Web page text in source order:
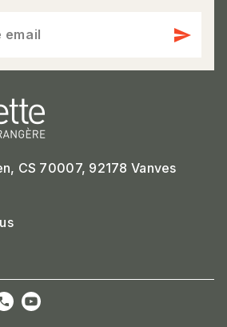
email send
CS 70007, 92178 Vanves